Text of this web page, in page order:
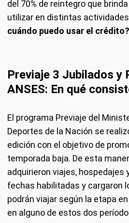
del 70% de reintegro que
utilizar en distintas
cuándo puedo usar el crédito?
Previaje 3 Jubilados y
ANSES: En qué consist
El programa Previaje del
Deportes de la Nación se
edición con el objetivo de
temporada baja. De esta
adquirieron viajes, hospedajes
fechas habilitadas y cargaron
podrán viajar según la etapa
en alguno de estos dos